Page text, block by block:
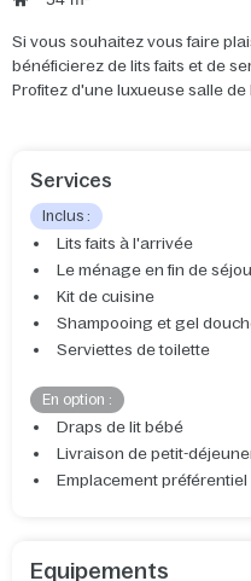
Si vous souhaitez vous faire
bénéficierez de lits faits et de
Profitez d'une luxueuse salle
Services
Inclus :
Lits faits à l'arrivée
Le ménage en fin de
Kit de cuisine
Shampooing et gel
Serviettes de toilette
En option :
Draps de lit bébé
Livraison de petit-
Emplacement préférentiel
Equipements